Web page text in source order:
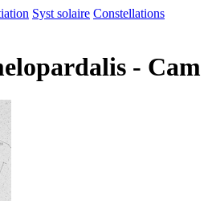
Syst solaire Constellations
- Cam